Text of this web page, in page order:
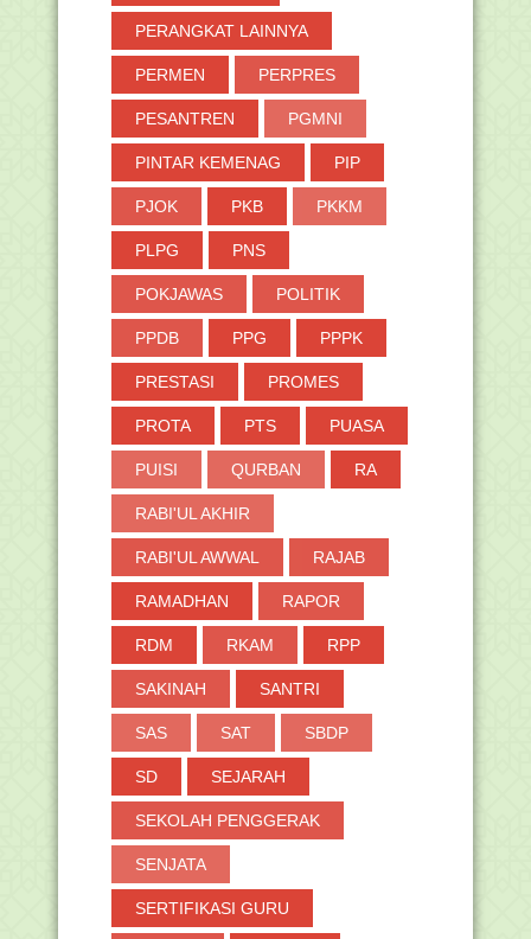
PERANGKAT LAINNYA
PERMEN PERPRES
PESANTREN PGMNI
PINTAR KEMENAG PIP
PJOK PKB PKKM
PLPG PNS
POKJAWAS POLITIK
PPDB PPG PPPK
PRESTASI PROMES
PROTA PTS PUASA
PUISI QURBAN RA
RABI'UL AKHIR
RABI'UL AWWAL RAJAB
RAMADHAN RAPOR
RDM RKAM RPP
SAKINAH SANTRI
SAS SAT SBDP
SD SEJARAH
SEKOLAH PENGGERAK
SENJATA
SERTIFIKASI GURU